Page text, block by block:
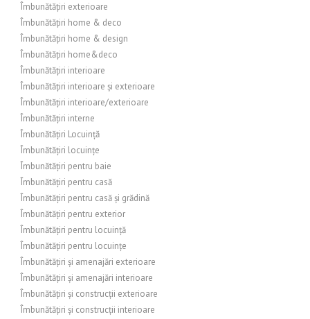
Îmbunătățiri exterioare
Îmbunătățiri home & deco
Îmbunătățiri home & design
Îmbunătățiri home&deco
Îmbunătățiri interioare
Îmbunătățiri interioare și exterioare
Îmbunătățiri interioare/exterioare
Îmbunătățiri interne
Îmbunătățiri Locuință
Îmbunătățiri locuințe
Îmbunătățiri pentru baie
Îmbunătățiri pentru casă
Îmbunătățiri pentru casă și grădină
Îmbunătățiri pentru exterior
Îmbunătățiri pentru locuință
Îmbunătățiri pentru locuințe
Îmbunătățiri și amenajări exterioare
Îmbunătățiri și amenajări interioare
Îmbunătățiri și construcții exterioare
Îmbunătățiri și construcții interioare